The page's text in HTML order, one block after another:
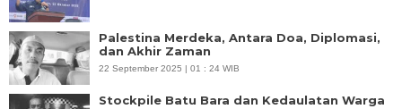
Palestina Merdeka, Antara Doa, Diplomasi,
dan Akhir Zaman
22 September 2025 | 01 : 24 WIB
Stockpile Batu Bara dan Kedaulatan Warga